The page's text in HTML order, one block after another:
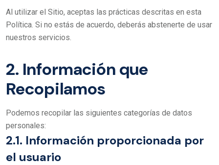
Al utilizar el Sitio, aceptas las prácticas descritas en esta
Política. Si no estás de acuerdo, deberás abstenerte de usar
nuestros servicios.
2. Información que
Recopilamos
Podemos recopilar las siguientes categorías de datos
personales:
2.1. Información proporcionada por
el usuario